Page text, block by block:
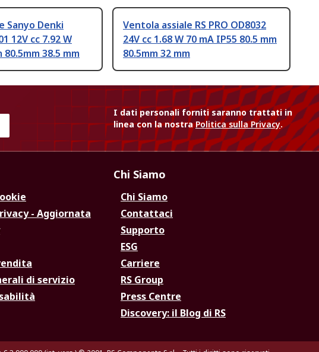
Sanyo Denki
12V cc 7.92 W
80.5mm 38.5 mm
Ventola assiale RS PRO OD8032
24V cc 1.68 W 70 mA IP55 80.5 mm
80.5mm 32 mm
I dati personali forniti saranno trattati in
linea con la nostraPolitica sulla Privacy.
- Aggiornata
di servizio
Chi Siamo
Chi Siamo
Contattaci
Supporto
ESG
Carriere
RS Group
Press Centre
Discovery: il Blog di RS